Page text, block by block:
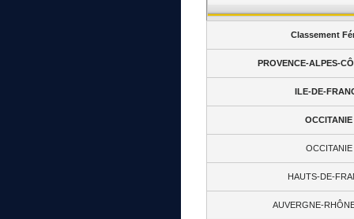
Classement
PROVENCE-ALPES-
ILE-DE-
OCCITANIE
OCCITANIE
HAUTS-DE-
AUVERGNE-